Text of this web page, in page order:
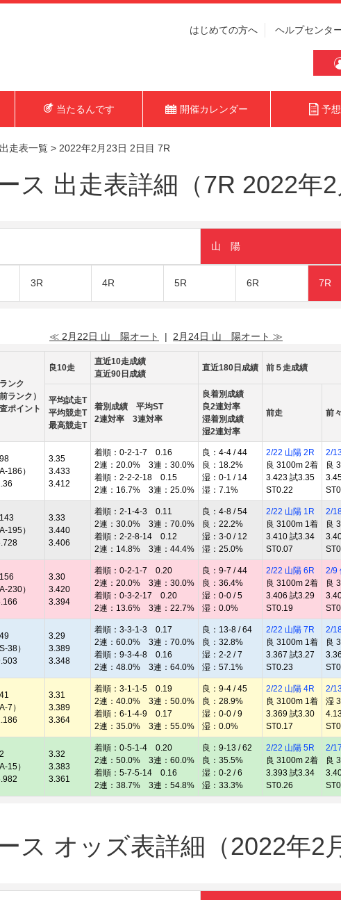
はじめての方へ ヘルプセンタ
当たるんです 開催カレンダー 予
走表一覧 > 2022年2月23日 2日目 7R
ス 出走表詳細（7R 2022年2
山 陽
3R 4R 5R 6R 7R
≪ 2月22日 山 陽オート | 2月24日 山 陽オート ≫
ンク
前ランク）
ポイント
良10走
直近10走成績
直近90日成績
直近180日成績 前５走成績
平均試走T
平均競走T
最高競走T
着別成績 平均ST
2連対率 3連対率
良着別成績
良2連対率
湿着別成績
湿2連対率
前走 前
A-186）
3.35
3.433
3.412
着順：0-2-1-7 0.16
2連：20.0% 3連：30.0%
着順：2-2-2-18 0.15
2連：16.7% 3連：25.0%
良：4-4 / 44
良：18.2%
湿：0-1 / 14
湿：7.1%
2/22 山陽 2R
良 3100m 2着
3.423 試3.35
ST0.22
2/
良
A-195）
3.33
3.440
3.406
着順：2-1-4-3 0.11
2連：30.0% 3連：70.0%
着順：2-2-8-14 0.12
2連：14.8% 3連：44.4%
良：4-8 / 54
良：22.2%
湿：3-0 / 12
湿：25.0%
2/22 山陽 1R
良 3100m 1着
3.410 試3.34
ST0.07
2/
良
A-230）
3.30
3.420
3.394
着順：0-2-1-7 0.20
2連：20.0% 3連：30.0%
着順：0-3-2-17 0.20
2連：13.6% 3連：22.7%
良：9-7 / 44
良：36.4%
湿：0-0 / 5
湿：0.0%
2/22 山陽 6R
良 3100m 2着
3.406 試3.29
ST0.19
2/9
良
S-38）
3.29
3.389
3.348
着順：3-3-1-3 0.17
2連：60.0% 3連：70.0%
着順：9-3-4-8 0.16
2連：48.0% 3連：64.0%
良：13-8 / 64
良：32.8%
湿：2-2 / 7
湿：57.1%
2/22 山陽 7R
良 3100m 1着
3.367 試3.27
ST0.23
2/
良
A-7）
3.31
3.389
3.364
着順：3-1-1-5 0.19
2連：40.0% 3連：50.0%
着順：6-1-4-9 0.17
2連：35.0% 3連：55.0%
良：9-4 / 45
良：28.9%
湿：0-0 / 9
湿：0.0%
2/22 山陽 4R
良 3100m 1着
3.369 試3.30
ST0.17
2/
湿
A-15）
3.32
3.383
3.361
着順：0-5-1-4 0.20
2連：50.0% 3連：60.0%
着順：5-7-5-14 0.16
2連：38.7% 3連：54.8%
良：9-13 / 62
良：35.5%
湿：0-2 / 6
湿：33.3%
2/22 山陽 5R
良 3100m 2着
3.393 試3.34
ST0.26
2/
良
ス オッズ表詳細（2022年2